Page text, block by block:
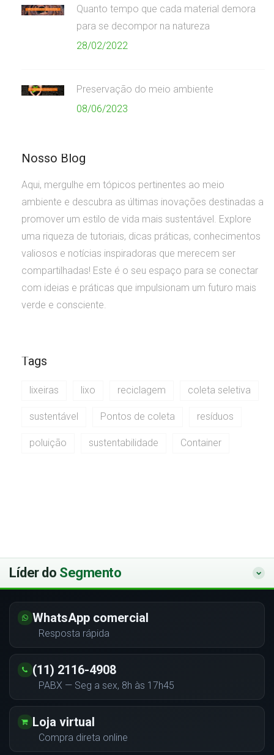
Quanto tempo que cada material demora
para se decompor na natureza
28/02/2022
Preservação do meio ambiente
08/06/2023
Nosso Blog
Aqui, mergulhe em tópicos pertinentes ao meio
ambiente e descubra as últimas inovações destinadas a
promover um estilo de vida mais sustentável. Explore
uma riqueza de tutoriais, dicas práticas, conhecimentos
valiosos e notícias inspiradoras que merecem ser
compartilhadas! Este é o seu espaço para se conectar
com ideias e práticas que impulsionam um futuro mais
verde e consciente.
Tags
lixeiras lixo reciclagem coleta seletiva
sustentável Pontos de coleta resíduos
poluição sustentabilidade Container
Líder do Segmento
WhatsApp comercial
Resposta rápida
(11) 2116-4908
PABX — Seg a sex, 8h às 17h45
Loja virtual
Compra direta online